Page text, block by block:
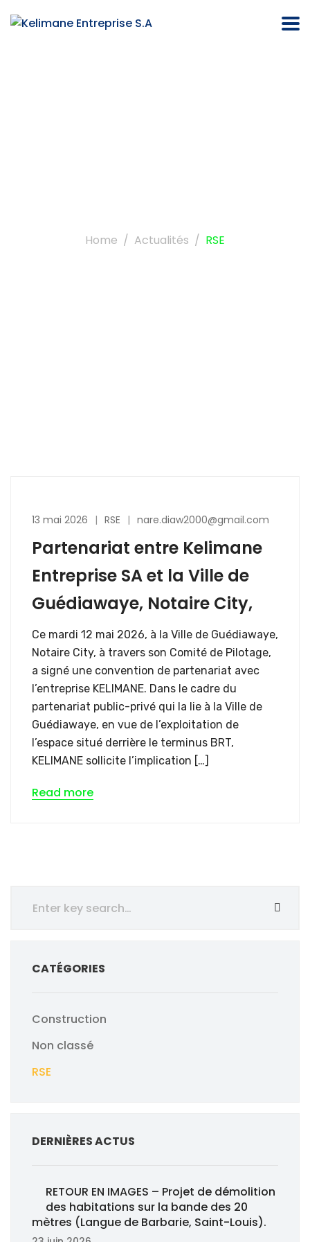
Home Actualités RSE
13 mai 2026 RSE nare.diaw2000@gmail.com
Partenariat entre Kelimane
Entreprise SA et la Ville de
Guédiawaye, Notaire City,
Ce mardi 12 mai 2026, à la Ville de Guédiawaye,
Notaire City, à travers son Comité de Pilotage,
a signé une convention de partenariat avec
l’entreprise KELIMANE. Dans le cadre du
partenariat public-privé qui la lie à la Ville de
Guédiawaye, en vue de l’exploitation de
l’espace situé derrière le terminus BRT,
KELIMANE sollicite l’implication […]
Read more
CATÉGORIES
Construction
Non classé
RSE
DERNIÈRES ACTUS
RETOUR EN IMAGES – Projet de démolition
des habitations sur la bande des 20
mètres (Langue de Barbarie, Saint-Louis).